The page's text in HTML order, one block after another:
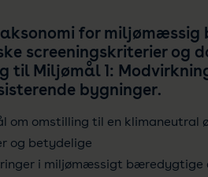
taksonomi for
screeningskriterier og
til Miljømål 1:
bygninger.
om omstilling til en
og betydelige
i miljømæssigt bæredygtige